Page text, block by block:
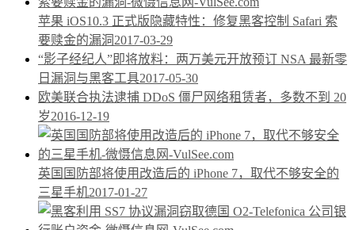
苹果 iOS10.3 正式版隐藏特性：修复黑客控制 Safari 索
要赎金的漏洞 2017-03-29
“影子经纪人”即将放料：两万美元开放预订 NSA 最新零
日漏洞与黑客工具2017-05-30
欧美联合执法逮捕 DDoS 僵尸网络租赁者，多数不到 20
岁2016-12-19
英国国防部将使用改造后的 iPhone 7，取代不够安全的
三星手机2017-01-27